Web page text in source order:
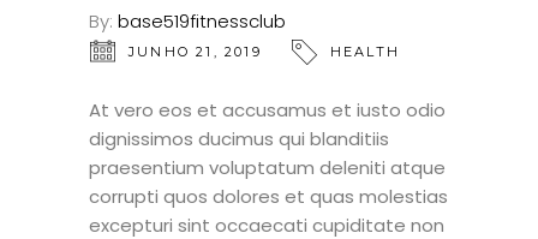
By: base519fitnessclub
JUNHO 21, 2019 HEALTH
At vero eos et accusamus et iusto odio
dignissimos ducimus qui blanditiis
praesentium voluptatum deleniti atque
corrupti quos dolores et quas molestias
excepturi sint occaecati cupiditate non